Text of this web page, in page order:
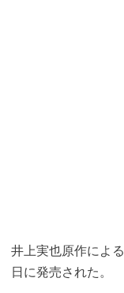
井上実也原作による
日に発売された。